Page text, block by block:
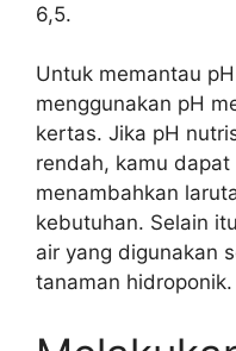
6,5.
Untuk memantau
menggunakan pH
kertas. Jika pH
rendah, kamu
menambahkan
kebutuhan. Selain
air yang digunakan
tanaman hidroponik.